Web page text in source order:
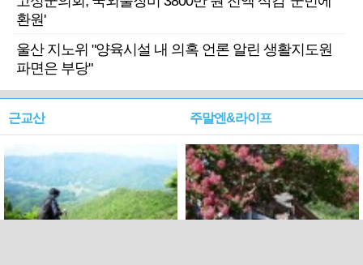
환원'
울산 지노위 "양육시설 내 의혹 언론 알린 생활지도원
파면은 부당"
근교산 주말엔&라이프